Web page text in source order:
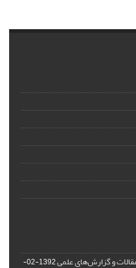
و گزارش‌‌های علمی
1392-02-